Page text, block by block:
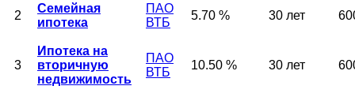
2
Семейная
ипотека
ПАО
ВТБ
5.70 % 30 лет
3
Ипотека на
вторичную
недвижимость
ПАО
ВТБ
10.50 % 30 лет